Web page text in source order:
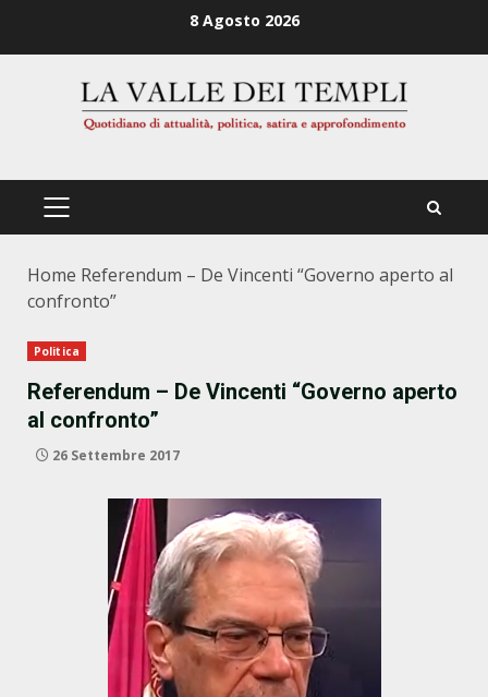
8 Agosto 2026
PRIMÄRES
Home Referendum – De Vincenti “Governo aperto al
confronto”
Politica
Referendum – De Vincenti “Governo aperto
al confronto”
26 Settembre 2017